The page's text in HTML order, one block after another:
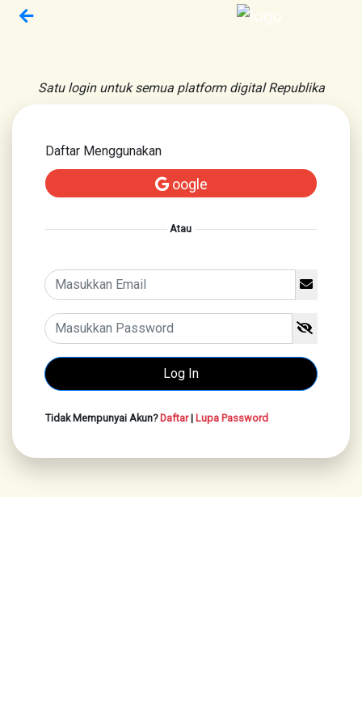
Satu login untuk semua platform digital Republika
Daftar Menggunakan
oogle
Atau
Tidak Mempunyai Akun?Daftar| Lupa Password